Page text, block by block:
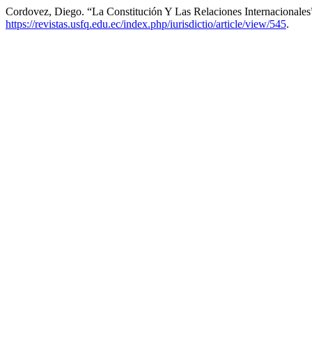
Cordovez, Diego. “La Constitución Y Las Relaciones
https://revistas.usfq.edu.ec/index.php/iurisdictio/article/view/545.